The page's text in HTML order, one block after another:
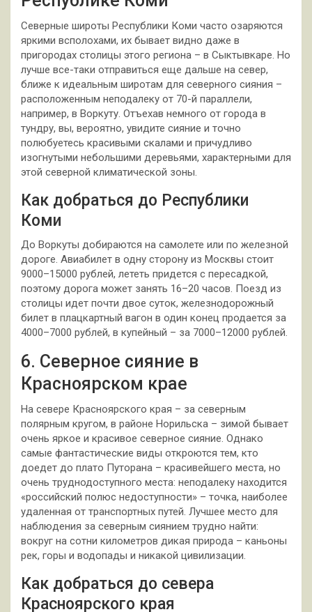
Северные широты Республики Коми часто озаряются
яркими всполохами, их бывает видно даже в
пригородах столицы этого региона – в Сыктывкаре. Но
лучше все-таки отправиться еще дальше на север,
ближе к идеальным широтам для северного сияния –
расположенным неподалеку от 70-й параллели,
например, в Воркуту. Отъехав немного от города в
тундру, вы, вероятно, увидите сияние и точно
полюбуетесь красивыми скалами и причудливо
изогнутыми небольшими деревьями, характерными для
этой северной климатической зоны.
Как добраться до Республики
Коми
До Воркуты добираются на самолете или по железной
дороге. Авиабилет в одну сторону из Москвы стоит
9000–15000 рублей, лететь придется с пересадкой,
поэтому дорога может занять 16–20 часов. Поезд из
столицы идет почти двое суток, железнодорожный
билет в плацкартный вагон в один конец продается за
4000–7000 рублей, в купейный – за 7000–12000 рублей.
6. Северное сияние в
Красноярском крае
На севере Красноярского края – за северным
полярным кругом, в районе Норильска – зимой бывает
очень яркое и красивое северное сияние. Однако
самые фантастические виды откроются тем, кто
доедет до плато Путорана – красивейшего места, но
очень труднодоступного места: неподалеку находится
«российский полюс недоступности» – точка, наиболее
удаленная от транспортных путей. Лучшее место для
наблюдения за северным сиянием трудно найти:
вокруг на сотни километров дикая природа – каньоны
рек, горы и водопады и никакой цивилизации.
Как добраться до севера
Красноярского края